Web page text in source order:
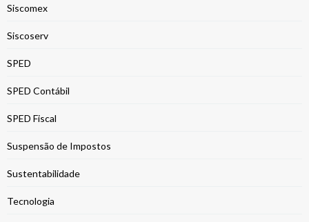
Siscomex
Siscoserv
SPED
SPED Contábil
SPED Fiscal
Suspensão de Impostos
Sustentabilidade
Tecnologia